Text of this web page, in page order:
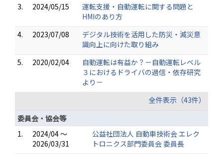
3.
2024/05/15
運転支援・自動運転に関する問題と
HMIのあり方
4.
2023/07/08
デジタル技術を活用した防災・減災意
識向上に向けた取り組み
5.
2020/02/04
自動運転は有益か？－自動運転レベル
３におけるドライバの過信・依存研究
より－
全件表示（43件）
委員会・協会等
1.
2024/04 ～
2026/03/31
公益社団法人 自動車技術会 エレク
トロニクス部門委員会 委員長